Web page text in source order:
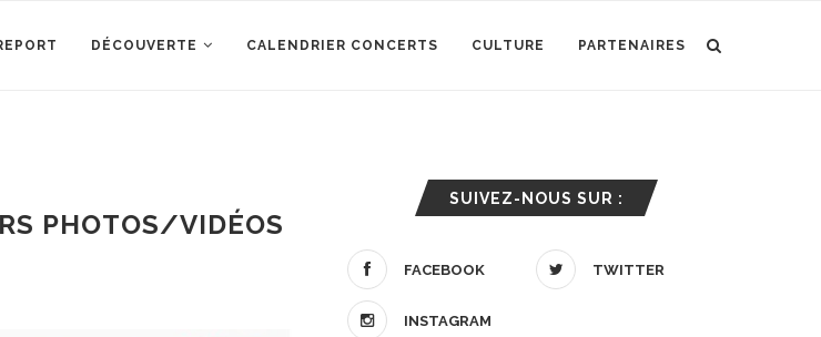
DÉCOUVERTE CALENDRIER CONCERTS CULTURE PARTENAIRES
PHOTOS/VIDÉOS
SUIVEZ-NOUS SUR :
FACEBOOK TWITTER
INSTAGRAM